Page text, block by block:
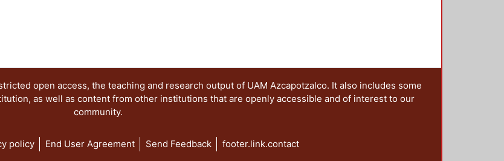
open access, the teaching and research output of UAM Azcapotzalco. It also includes some
as well as content from other institutions that are openly accessible and of interest to our
community.
policy End User Agreement Send Feedback footer.link.contact